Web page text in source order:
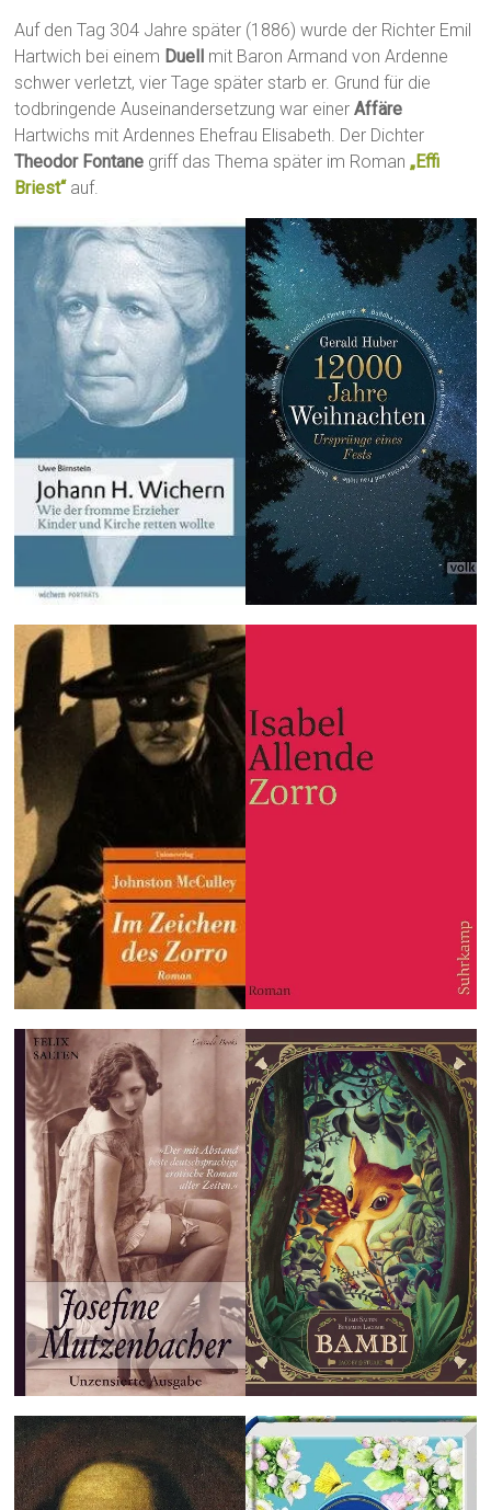
Auf den Tag 304 Jahre später (1886) wurde der Richter Emil
Hartwich bei einem Duell mit Baron Armand von Ardenne
schwer verletzt, vier Tage später starb er. Grund für die
todbringende Auseinandersetzung war einerAffäre
Hartwichs mit Ardennes Ehefrau Elisabeth. Der Dichter
Theodor Fontane griff das Thema später im Roman„Effi
Briest“auf.